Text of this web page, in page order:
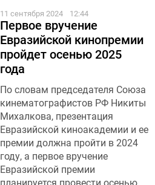
11 сентября 2024 12:44
Первое вручение
Евразийской кинопремии
пройдет осенью 2025
года
По словам председателя Союза
кинематографистов РФ Никиты
Михалкова, презентация
Евразийской киноакадемии и ее
премии должна пройти в 2024
году, а первое вручение
Евразийской премии